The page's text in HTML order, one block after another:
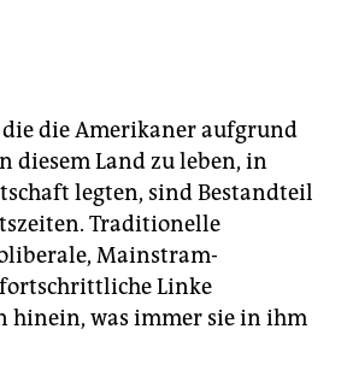
die Amerikaner aufgrund
diesem Land zu leben, in
legten, sind Bestandteil
Traditionelle
Mainstram-
Linke
was immer sie in ihm